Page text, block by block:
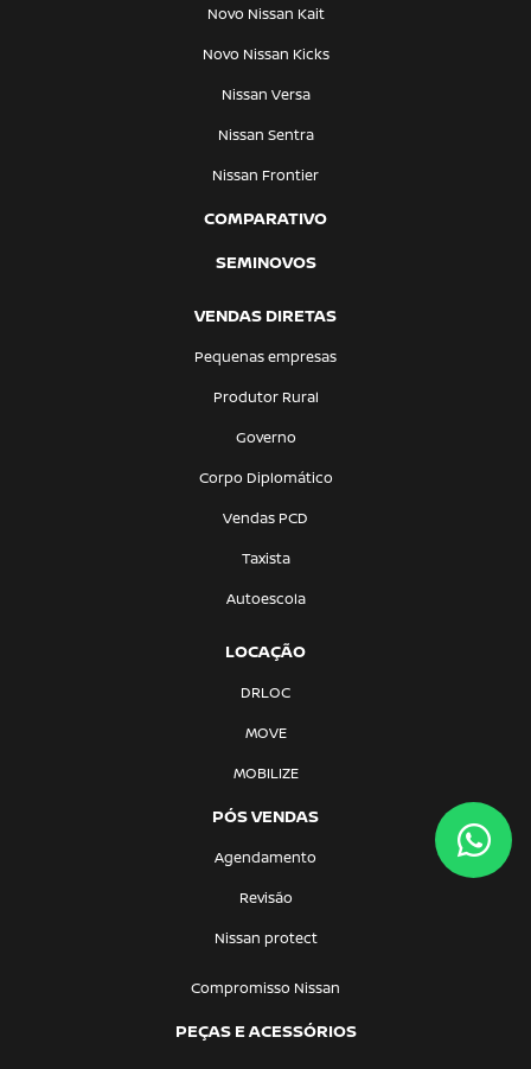
Novo Nissan Kait
Novo Nissan Kicks
Nissan Versa
Nissan Sentra
Nissan Frontier
COMPARATIVO
SEMINOVOS
VENDAS DIRETAS
Pequenas empresas
Produtor Rural
Governo
Corpo Diplomático
Vendas PCD
Taxista
Autoescola
LOCAÇÃO
DRLOC
MOVE
MOBILIZE
PÓS VENDAS
Agendamento
Revisão
Nissan protect
Compromisso Nissan
PEÇAS E ACESSÓRIOS